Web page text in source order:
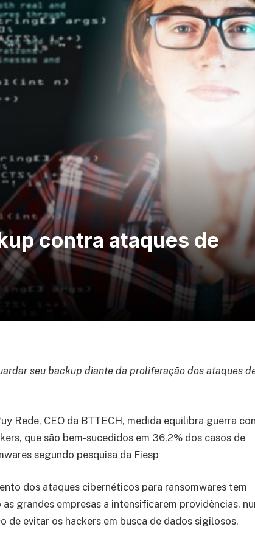
contra ataques de
seu backup diante da proliferação dos ataques
Rede, CEO da BTTECH, medida equilibra guerra
que são bem-sucedidos em 36,2% dos casos de
segundo pesquisa da Fiesp
dos ataques cibernéticos para ransomwares tem
as grandes empresas a intensificarem providências,
de evitar os hackers em busca de dados sigilosos.